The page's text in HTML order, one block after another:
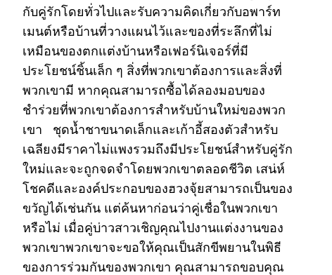
กับคู่รักโดยทั่วไปและรับความคิดเกี่ยวกับอพาร์ท
เมนต์หรือบ้านที่วางแผนไว้และของที่ระลึกที่ไม่
เหมือนของตกแต่งบ้านหรือเฟอร์นิเจอร์ที่มี
ประโยชน์ชิ้นเล็ก ๆ สิ่งที่พวกเขาต้องการและสิ่งที่
พวกเขามี หากคุณสามารถซื้อได้ลองมอบของ
ชำร่วยที่พวกเขาต้องการสำหรับบ้านใหม่ของพวก
เขา ชุดน้ำชาขนาดเล็กและเก้าอี้สองตัวสำหรับ
เฉลียงมีราคาไม่แพงรวมถึงมีประโยชน์สำหรับคู่รัก
ใหม่และจะถูกจดจำโดยพวกเขาตลอดชีวิต เสน่ห์
โชคดีและองค์ประกอบของฮวงจุ้ยสามารถเป็นของ
ขวัญได้เช่นกัน แต่ค้นหาก่อนว่าคู่เชื่อในพวกเขา
หรือไม่ เมื่อคู่บ่าวสาวเชิญคุณไปงานแต่งงานของ
พวกเขาพวกเขาจะขอให้คุณเป็นสักขีพยานในพิธี
ของการร่วมกันของพวกเขา คุณสามารถขอบคุณ